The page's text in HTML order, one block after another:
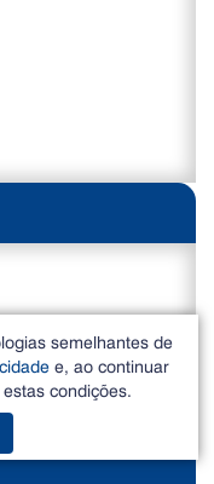
semelhantes de
e, ao continuar
condições.